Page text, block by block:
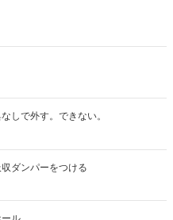
しで外す。できない。
ダンパーをつける